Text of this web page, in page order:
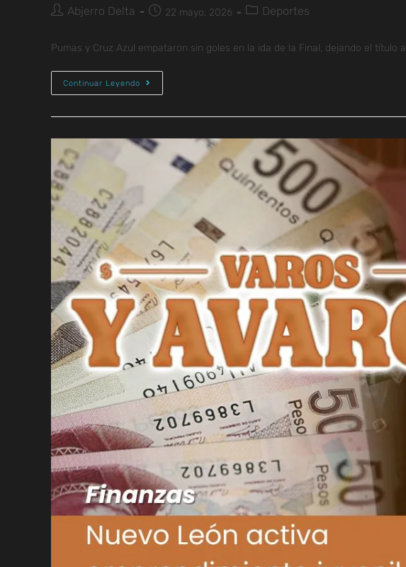
Abjerro Delta 22 mayo, 2026 Deportes
Pumas y Cruz Azul empataron sin goles en la ida de la Final, dejando el título
Continuar Leyendo